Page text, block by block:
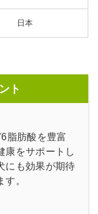
日本
ト
脂肪酸を豊富
康をサポートし
にも効果が期待
。